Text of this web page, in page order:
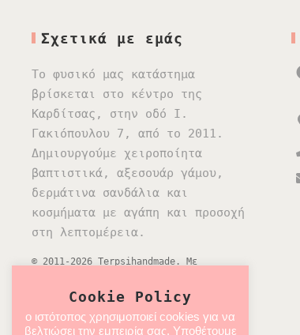
Σχετικά με εμάς
Το φυσικό μας κατάστημα
βρίσκεται στο κέντρο της
Καρδίτσας, στην οδό Ι.
Γακιόπουλου 7, από το 2011.
Δημιουργούμε χειροποίητα
βαπτιστικά, αξεσουάρ γάμου,
δερμάτινα σανδάλια και
κοσμήματα με αγάπη και προσοχή
στη λεπτομέρεια.
© 2011-2026 Terpsihandmade. Με
SEO optimized by ITDEV
Cookie Policy
ο ιστότοπος χρησιμοποιεί cookies για να
βελτιώσει την εμπειρία σας. Υποθέτουμε